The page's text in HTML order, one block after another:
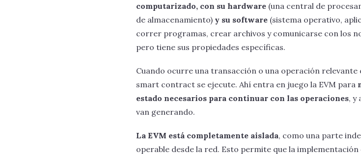
computarizado, con su hardware (una central de
de almacenamiento) y su software (sistema operativo,
correr programas, crear archivos y comunicarse con los
pero tiene sus propiedades específicas.
Cuando ocurre una transacción o una operación relevante
smart contract se ejecute. Ahí entra en juego la EVM para
estado necesarios para continuar con las operaciones, y
van generando.
La EVM está completamente aislada, como una parte
operable desde la red. Esto permite que la